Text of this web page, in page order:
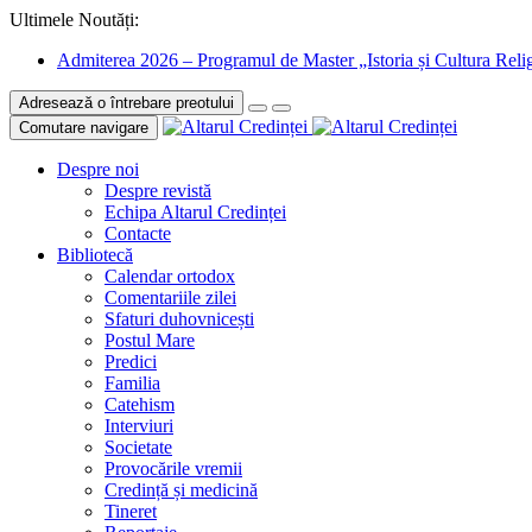
Ultimele Noutăți:
Admiterea 2026 – Programul de Master „Istoria și Cultura
Adresează o întrebare preotului
Comutare navigare
Despre noi
Despre revistă
Echipa Altarul Credinței
Contacte
Bibliotecă
Calendar ortodox
Comentariile zilei
Sfaturi duhovnicești
Postul Mare
Predici
Familia
Catehism
Interviuri
Societate
Provocările vremii
Credință și medicină
Tineret